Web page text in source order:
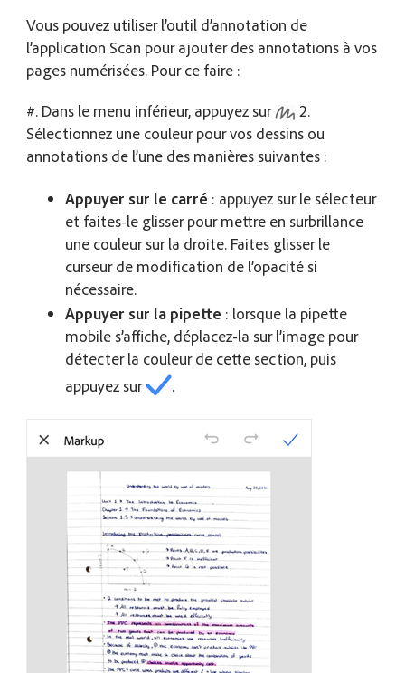
Vous pouvez utiliser l’outil d’annotation de
l’application Scan pour ajouter des annotations à vos
pages numérisées. Pour ce faire :
#. Dans le menu inférieur, appuyez sur
2.
Sélectionnez une couleur pour vos dessins ou
annotations de l’une des manières suivantes :
Appuyer sur le carré : appuyez sur le sélecteur
et faites-le glisser pour mettre en surbrillance
une couleur sur la droite. Faites glisser le
curseur de modification de l’opacité si
nécessaire.
Appuyer sur la pipette : lorsque la pipette
mobile s’affiche, déplacez-la sur l’image pour
détecter la couleur de cette section, puis
appuyez sur
.